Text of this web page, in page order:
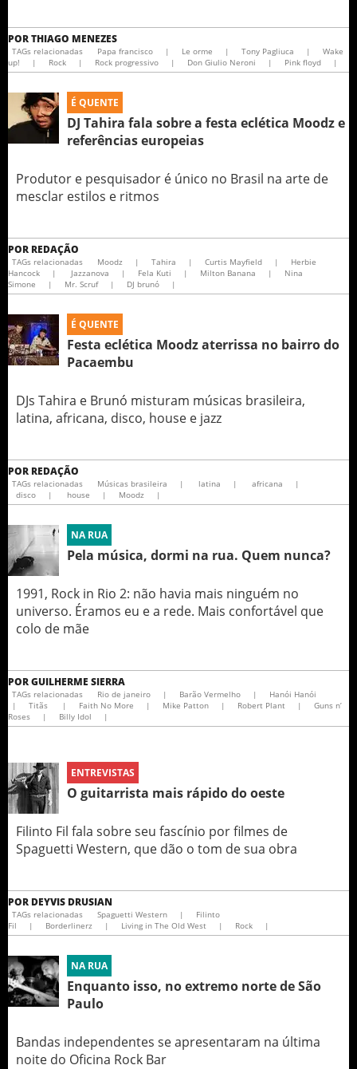
PORTHIAGO MENEZES
TAGs relacionadas Papa francisco | Le orme | Tony Pagliuca |
Wake
up!
| Rock | Rock progressivo | Don Giulio Neroni | Pink floyd |
É QUENTE
DJ Tahira fala sobre a festa eclética Moodz e
referências europeias
Produtor e pesquisador é único no Brasil na arte de
mesclar estilos e ritmos
POR REDAÇÃO
TAGs relacionadas Moodz | Tahira | Curtis Mayfield |
Herbie
Hancock
| Jazzanova | Fela Kuti | Milton Banana |
Nina
Simone
| Mr. Scruf | DJ brunó |
É QUENTE
Festa eclética Moodz aterrissa no bairro do
Pacaembu
DJs Tahira e Brunó misturam músicas brasileira,
latina, africana, disco, house e jazz
POR REDAÇÃO
TAGs relacionadas Músicas brasileira | latina | africana
|
disco
| house | Moodz |
NA RUA
Pela música, dormi na rua. Quem nunca?
1991, Rock in Rio 2: não havia mais ninguém no
universo. Éramos eu e a rede. Mais confortável que
colo de mãe
PORGUILHERME SIERRA
TAGs relacionadas Rio de janeiro | Barão Vermelho |
Hanói Hanói
|
Titãs | Faith No More | Mike Patton | Robert Plant |
Guns n’
Roses
| Billy Idol |
ENTREVISTAS
O guitarrista mais rápido do oeste
Filinto Fil fala sobre seu fascínio por filmes de
Spaguetti Western, que dão o tom de sua obra
POR DEYVIS DRUSIAN
TAGs relacionadas Spaguetti Western |
Filinto
Fil
| Borderlinerz | Living in The Old West | Rock |
NA RUA
Enquanto isso, no extremo norte de São
Paulo
Bandas independentes se apresentaram na última
noite do Oficina Rock Bar